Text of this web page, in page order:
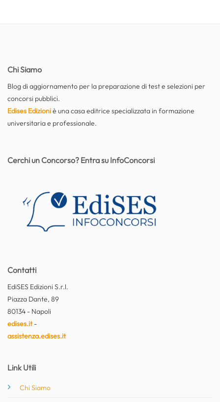
Chi Siamo
Blog di aggiornamento per la preparazione di test e selezioni per
concorsi pubblici.
Edises Edizioniè una casa editrice specializzata in formazione
universitaria e professionale.
Contatti
EdiSES Edizioni S.r.l.
Piazza Dante, 89
80134 - Napoli
edises.it-
assistenza.edises.it
Link Utili
Chi Siamo
Cerchi un Concorso? Entra su InfoConcorsi